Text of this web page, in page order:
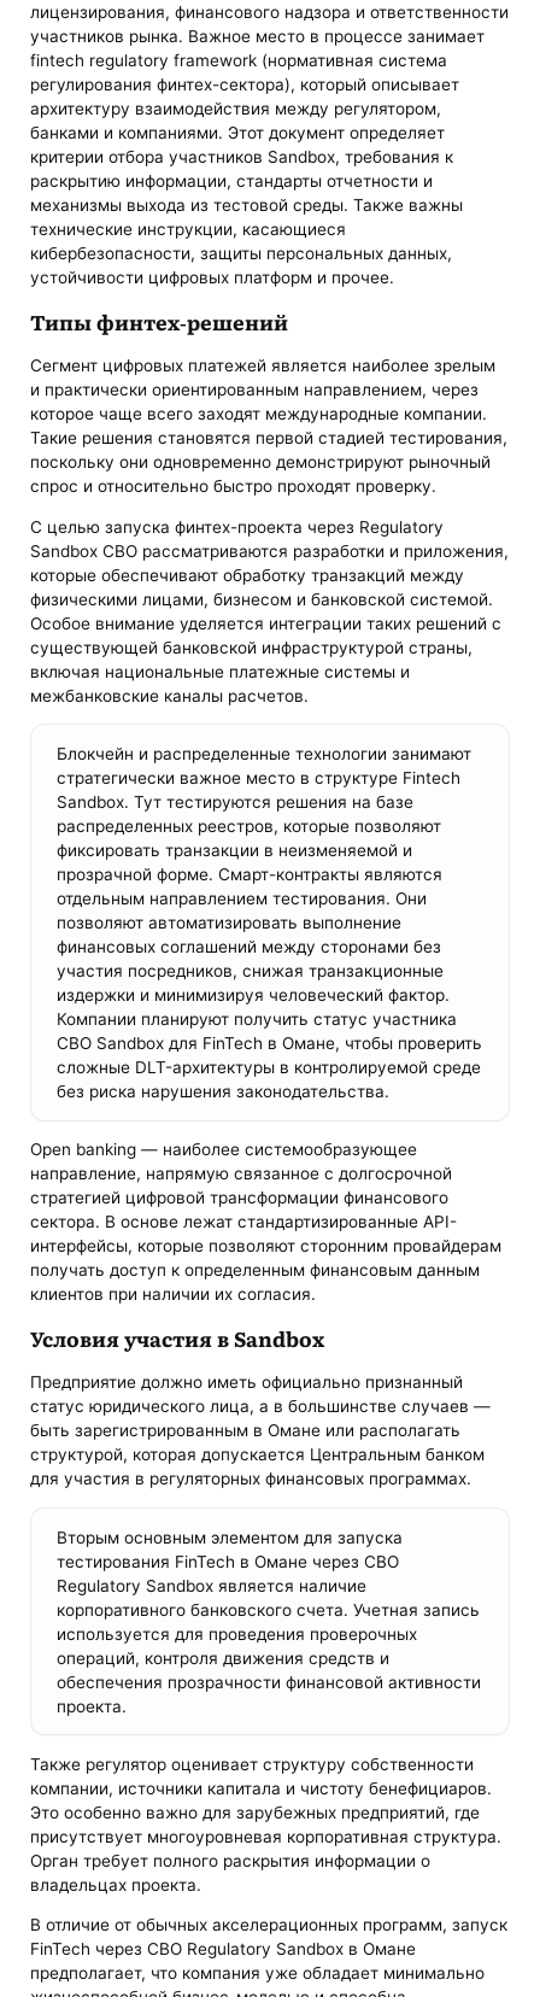
лицензирования, финансового надзора и ответственности
участников рынка. Важное место в процессе занимает
fintech regulatory framework (нормативная система
регулирования финтех-сектора), который описывает
архитектуру взаимодействия между регулятором,
банками и компаниями. Этот документ определяет
критерии отбора участников Sandbox, требования к
раскрытию информации, стандарты отчетности и
механизмы выхода из тестовой среды. Также важны
технические инструкции, касающиеся
кибербезопасности, защиты персональных данных,
устойчивости цифровых платформ и прочее.
Типы финтех-решений
Сегмент цифровых платежей является наиболее зрелым
и практически ориентированным направлением, через
которое чаще всего заходят международные компании.
Такие решения становятся первой стадией тестирования,
поскольку они одновременно демонстрируют рыночный
спрос и относительно быстро проходят проверку.
С целью запуска финтех-проекта через Regulatory
Sandbox CBO рассматриваются разработки и приложения,
которые обеспечивают обработку транзакций между
физическими лицами, бизнесом и банковской системой.
Особое внимание уделяется интеграции таких решений с
существующей банковской инфраструктурой страны,
включая национальные платежные системы и
межбанковские каналы расчетов.
Блокчейн и распределенные технологии занимают
стратегически важное место в структуре Fintech
Sandbox. Тут тестируются решения на базе
распределенных реестров, которые позволяют
фиксировать транзакции в неизменяемой и
прозрачной форме. Смарт-контракты являются
отдельным направлением тестирования. Они
позволяют автоматизировать выполнение
финансовых соглашений между сторонами без
участия посредников, снижая транзакционные
издержки и минимизируя человеческий фактор.
Компании планируют получить статус участника
CBO Sandbox для FinTech в Омане, чтобы проверить
сложные DLT-архитектуры в контролируемой среде
без риска нарушения законодательства.
Open banking — наиболее системообразующее
направление, напрямую связанное с долгосрочной
стратегией цифровой трансформации финансового
сектора. В основе лежат стандартизированные API-
интерфейсы, которые позволяют сторонним провайдерам
получать доступ к определенным финансовым данным
клиентов при наличии их согласия.
Условия участия в Sandbox
Предприятие должно иметь официально признанный
статус юридического лица, а в большинстве случаев —
быть зарегистрированным в Омане или располагать
структурой, которая допускается Центральным банком
для участия в регуляторных финансовых программах.
Вторым основным элементом для запуска
тестирования FinTech в Омане через CBO
Regulatory Sandbox является наличие
корпоративного банковского счета. Учетная запись
используется для проведения проверочных
операций, контроля движения средств и
обеспечения прозрачности финансовой активности
проекта.
Также регулятор оценивает структуру собственности
компании, источники капитала и чистоту бенефициаров.
Это особенно важно для зарубежных предприятий, где
присутствует многоуровневая корпоративная структура.
Орган требует полного раскрытия информации о
владельцах проекта.
В отличие от обычных акселерационных программ, запуск
FinTech через CBO Regulatory Sandbox в Омане
предполагает, что компания уже обладает минимально